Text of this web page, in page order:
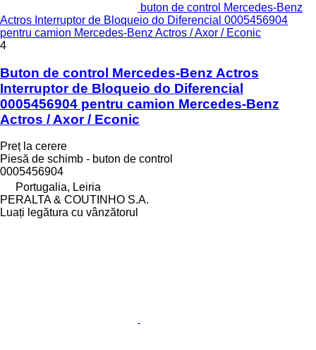
buton de control Mercedes-Benz
Actros Interruptor de Bloqueio do Diferencial 0005456904
pentru camion Mercedes-Benz Actros / Axor / Econic
4
Buton de control Mercedes-Benz Actros
Interruptor de Bloqueio do Diferencial
0005456904 pentru camion Mercedes-Benz
Actros / Axor / Econic
Preț la cerere
Piesă de schimb - buton de control
0005456904
Portugalia, Leiria
PERALTA & COUTINHO S.A.
Luați legătura cu vânzătorul